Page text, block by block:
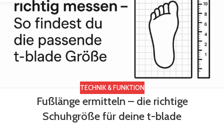
TECHNIK & FUNKTION
Fußlänge ermitteln – die richtige
Schuhgröße für deine t-blade